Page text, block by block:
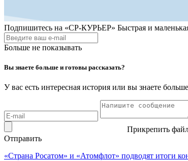
Подпишитесь на «СР-КУРЬЕР» Быстрая и
Больше не показывать
Вы знаете больше и готовы рассказать?
У вас есть интересная история или вы знаете
Прикрепить
Отправить
«Страна Росатом» и «Атомфлот» подводят итоги